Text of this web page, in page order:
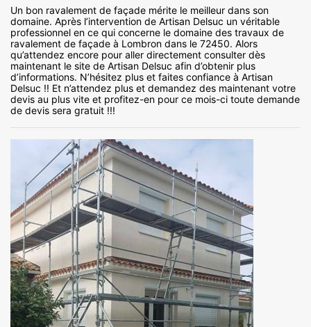
Un bon ravalement de façade mérite le meilleur dans son
domaine. Après l’intervention de Artisan Delsuc un véritable
professionnel en ce qui concerne le domaine des travaux de
ravalement de façade à Lombron dans le 72450. Alors
qu’attendez encore pour aller directement consulter dès
maintenant le site de Artisan Delsuc afin d’obtenir plus
d’informations. N’hésitez plus et faites confiance à Artisan
Delsuc !! Et n’attendez plus et demandez des maintenant votre
devis au plus vite et profitez-en pour ce mois-ci toute demande
de devis sera gratuit !!!